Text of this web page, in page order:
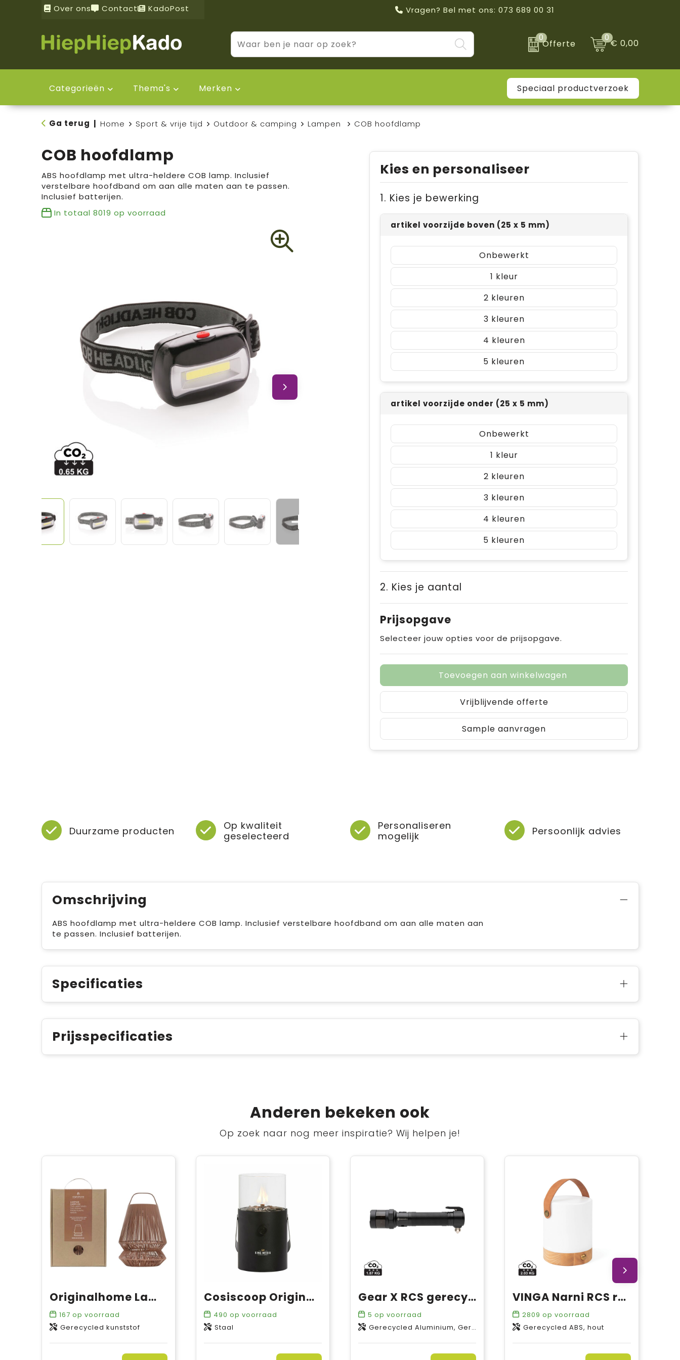
Over ons Contact KadoPost Vragen? Bel met ons: 073 689 00 31
0
Offerte
0€ 0,00
Categorieën Thema's Merken Speciaal productverzoek
Ga terug Home Sport & vrije tijd Outdoor & camping Lampen COB hoofdlamp
COB hoofdlamp
ABS hoofdlamp met ultra-heldere COB lamp. Inclusief
verstelbare hoofdband om aan alle maten aan te passen.
Inclusief batterijen.
In totaal 8019 op voorraad
Kies en personaliseer
1. Kies je bewerking
artikel voorzijde boven (25 x 5 mm)
Onbewerkt
1
2
3
4
5
artikel voorzijde onder (25 x 5 mm)
Onbewerkt
1
2
3
4
5
2. Kies je aantal
Prijsopgave
Selecteer jouw opties voor de prijsopgave.
Toevoegen aan winkelwagen
Vrijblijvende offerte
Sample aanvragen
Duurzame producten
Op kwaliteit
geselecteerd
Personaliseren
mogelijk
Persoonlijk advies
Omschrijving
ABS hoofdlamp met ultra-heldere COB lamp. Inclusief verstelbare hoofdband om aan alle maten aan
te passen. Inclusief batterijen.
Specificaties
Prijsspecificaties
Anderen bekeken ook
Op zoek naar nog meer inspiratie? Wij helpen je!
Originalhome Lampion gerecyclede draagbare lampenkap
167 op voorraad
Gerecycled kunststof
Cosiscoop Original Gaslantaarn
490 op voorraad
Staal
Gear X RCS gerecycled aluminium veiligheidszaklamp
5 op voorraad
Gerecycled Aluminium, Gerecycled ABS
VINGA Narni RCS recycled ABS lantaarn
2809 op voorraad
Gerecycled ABS, hout